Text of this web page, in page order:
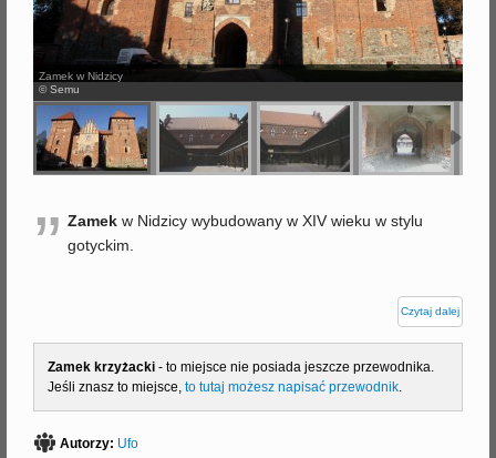
Zamek w Nidzicy
© Semu
” Zamek w Nidzicy wybudowany w XIV wieku w stylu
gotyckim.
Czytaj dalej
Zamek krzyżacki - to miejsce nie posiada jeszcze przewodnika.
Jeśli znasz to miejsce, to tutaj możesz napisać przewodnik
Autorzy: Ufo